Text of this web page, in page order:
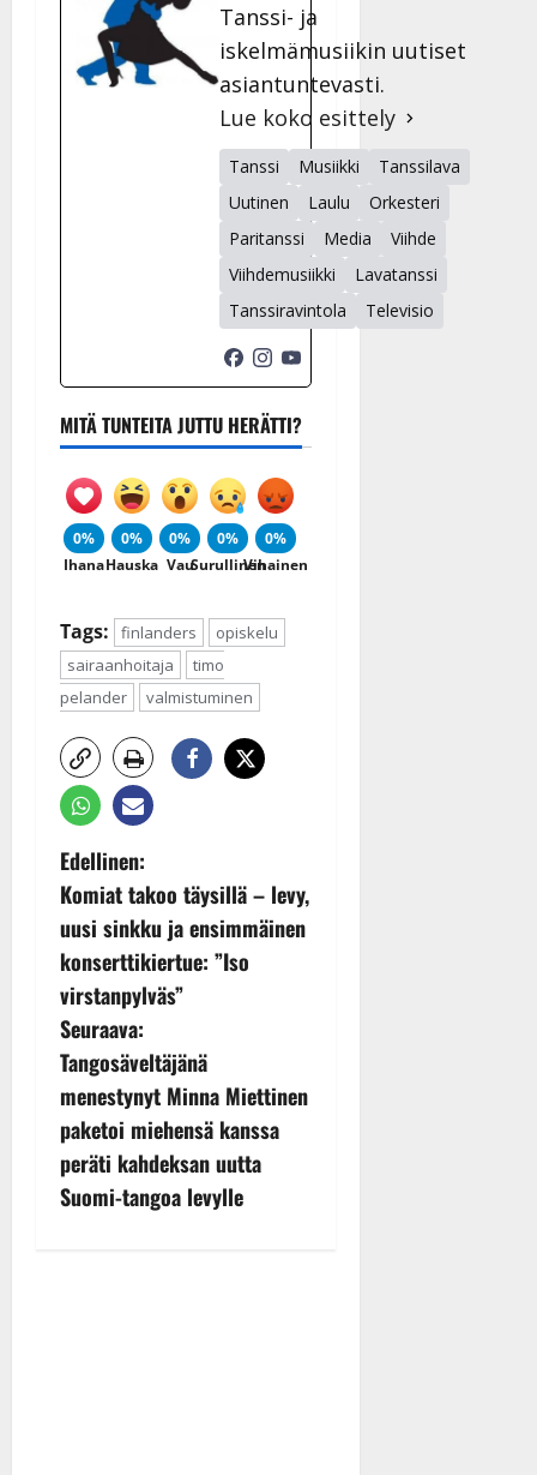
Tanssi- ja
iskelmämusiikin uutiset
asiantuntevasti.
Lue koko esittely
Tanssi Musiikki
Tanssilava
Uutinen
Laulu
Orkesteri
Paritanssi
Media
Viihde
Viihdemusiikki
Lavatanssi
Tanssiravintola
Televisio
MITÄ TUNTEITA JUTTU HERÄTTI?
0%
Ihana
0%
Hauska
0%
Vau
0%
Surullinen
0%
Vihainen
Tags: finlanders
opiskelu
sairaanhoitaja
timo
pelander
valmistuminen
P
o
s
t
n
a
v
i
Edellinen:
Komiat takoo täysillä – levy,
uusi sinkku ja ensimmäinen
konserttikiertue: ”Iso
virstanpylväs”
Seuraava:
Tangosäveltäjänä
menestynyt Minna Miettinen
paketoi miehensä kanssa
peräti kahdeksan uutta
Suomi-tangoa levylle